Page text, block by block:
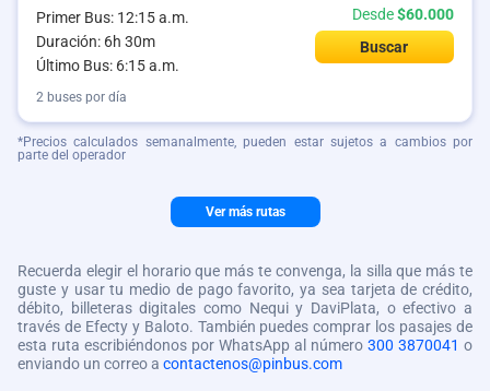
Primer Bus: 12:15 a.m.
Duración: 6h 30m
Último Bus: 6:15 a.m.
Desde$60.000
Buscar
2 buses por día
*Precios calculados semanalmente, pueden estar sujetos a cambios por
parte del operador
Ver más rutas
Recuerda elegir el horario que más te convenga, la silla que más te
guste y usar tu medio de pago favorito, ya sea tarjeta de crédito,
débito, billeteras digitales como Nequi y DaviPlata, o efectivo a
través de Efecty y Baloto. También puedes comprar los pasajes de
esta ruta escribiéndonos por WhatsApp al número 300 3870041 o
enviando un correo a contactenos@pinbus.com